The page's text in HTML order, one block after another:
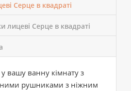
Серце в квадраті
лицеві Серце в квадраті
вашу ванну кімнату з
рушниками з ніжним